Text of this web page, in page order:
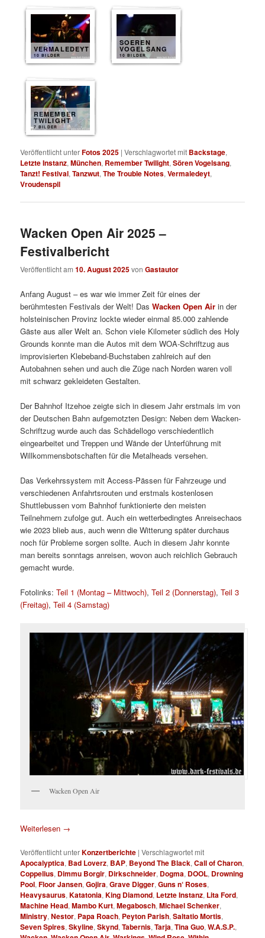
VERMALEDEYT
10 BILDER
SOEREN
VOGELSANG
10 BILDER
REMEMBER
TWILIGHT
7 BILDER
Veröffentlicht unterFotos 2025 |Verschlagwortet mit Backstage,
Letzte Instanz,München, Remember Twilight,Sören Vogelsang,
Tanzt! Festival,Tanzwut,The Trouble Notes,Vermaledeyt,
Vroudenspil
Wacken Open Air 2025 –
Festivalbericht
Veröffentlicht am10. August 2025vonGastautor
Anfang August – es war wie immer Zeit für eines der
berühmtesten Festivals der Welt! DasWacken Open Air in der
holsteinischen Provinz lockte wieder einmal 85.000 zahlende
Gäste aus aller Welt an. Schon viele Kilometer südlich des Holy
Grounds konnte man die Autos mit dem WOA-Schriftzug aus
improvisierten Klebeband-Buchstaben zahlreich auf den
Autobahnen sehen und auch die Züge nach Norden waren voll
mit schwarz gekleideten Gestalten.
Der Bahnhof Itzehoe zeigte sich in diesem Jahr erstmals im von
der Deutschen Bahn aufgemotzten Design: Neben dem Wacken-
Schriftzug wurde auch das Schädellogo verschiedentlich
eingearbeitet und Treppen und Wände der Unterführung mit
Willkommensbotschaften für die Metalheads versehen.
Das Verkehrssystem mit Access-Pässen für Fahrzeuge und
verschiedenen Anfahrtsrouten und erstmals kostenlosen
Shuttlebussen vom Bahnhof funktionierte den meisten
Teilnehmern zufolge gut. Auch ein wetterbedingtes Anreisechaos
wie 2023 blieb aus, auch wenn die Witterung später durchaus
noch für Probleme sorgen sollte. Auch in diesem Jahr konnte
man bereits sonntags anreisen, wovon auch reichlich Gebrauch
gemacht wurde.
Fotolinks:Teil 1 (Montag – Mittwoch),Teil 2 (Donnerstag),Teil 3
(Freitag),Teil 4 (Samstag)
Wacken Open Air
Weiterlesen →
Veröffentlicht unterKonzertberichte |Verschlagwortet mit
Apocalyptica, Bad Loverz, BAP, Beyond The Black,Call of Charon,
Coppelius, Dimmu Borgir, Dirkschneider, Dogma, DOOL, Drowning
Pool,Floor Jansen,Gojira,Grave Digger,Guns n‘ Roses,
Heavysaurus,Katatonia,King Diamond, Letzte Instanz, Lita Ford,
Machine Head,Mambo Kurt,Megabosch,Michael Schenker,
Ministry,Nestor, Papa Roach, Peyton Parish,Saltatio Mortis,
Seven Spires,Skyline,Skynd,Tabernis,Tarja,Tina Guo,W.A.S.P.,